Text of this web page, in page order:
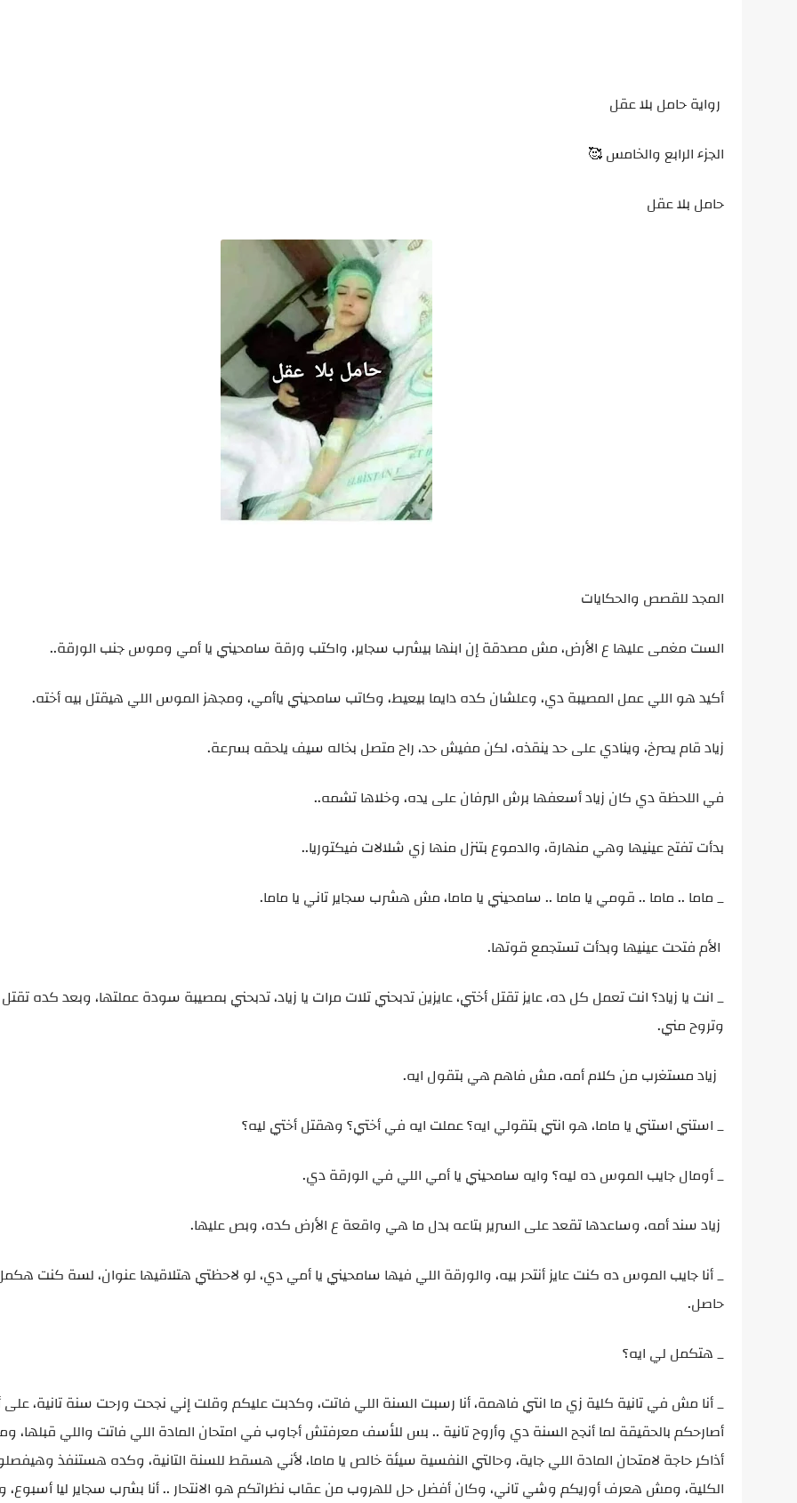
رواية حامل بلا عقل
الجزء الرابع والخامس 🥰
حامل بلا عقل
المجد للقصص والحكايات
الست مغمى عليها ع الأرض، مش مصدقة إن ابنها بيشرب سجاير، واكتب ورقة سامحيني يا أمي وموس جنب الورقة..
أكيد هو اللي عمل المصيبة دي، وعلشان كده دايما بيعيط، وكاتب سامحيني ياأمي، ومجهز الموس اللي هيقتل بيه أخته.
زياد قام يصرخ، وينادي على حد ينقذه، لكن مفيش حد، راح متصل بخاله سيف يلحقه بسرعة.
في اللحظة دي كان زياد أسعفها برش البرفان على يده، وخلاها تشمه..
بدأت تفتح عينيها وهي منهارة، والدموع بتنزل منها زي شلالات فيكتوريا..
_ ماما .. ماما .. قومي يا ماما .. سامحيني يا ماما، مش هشرب سجاير تاني يا ماما.
الأم فتحت عينيها وبدأت تستجمع قوتها.
_ انت يا زياد؟ انت تعمل كل ده، عايز تقتل أختي، عايزين تدبحني تلات مرات يا زياد، تدبحني بمصيبة سودة عملتها، وبعد كده
وتروح مني.
زياد مستغرب من كلام أمه، مش فاهم هي بتقول ايه.
_ استني استني يا ماما، هو انتي بتقولي ايه؟ عملت ايه في أختي؟ وهقتل أختي ليه؟
_ أومال جايب الموس ده ليه؟ وايه سامحيني يا أمي اللي في الورقة دي.
زياد سند أمه، وساعدها تقعد على السرير بتاعه بدل ما هي واقعة ع الأرض كده، وبص عليها.
_ أنا جايب الموس ده كنت عايز أنتحر بيه، والورقة اللي فيها سامحيني يا أمي دي، لو لاحظتي هتلاقيها عنوان، لسة كنت
حاصل.
_ هتكمل لي ايه؟
_ أنا مش في تانية كلية زي ما انتي فاهمة، أنا رسبت السنة اللي فاتت، وكدبت عليكم وقلت إني نجحت ورحت سنة تانية،
أصارحكم بالحقيقة لما أنجح السنة دي وأروح تانية .. بس للأسف معرفتش أجاوب في امتحان المادة اللي فاتت واللي
أذاكر حاجة لامتحان المادة اللي جاية، وحالتي النفسية سيئة خالص يا ماما، لأني هسقط للسنة التانية، وكده هستنفذ
الكلية، ومش هعرف أوريكم وشي تاني، وكان أفضل حل للهروب من عقاب نظراتكم هو الانتحار .. أنا بشرب سجاير ليا